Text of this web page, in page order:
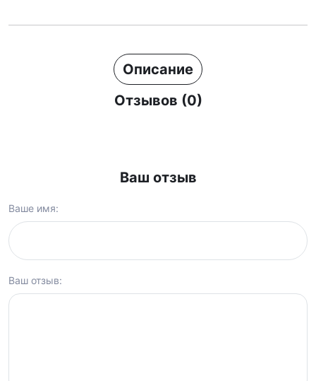
Описание
Отзывов (0)
Ваш отзыв
Ваше имя:
Ваш отзыв: